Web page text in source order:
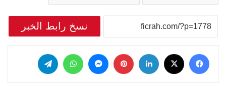
نسخ رابط الخبر
فيسبوك لينكدإن بينتيريست
ماسنجر واتساب